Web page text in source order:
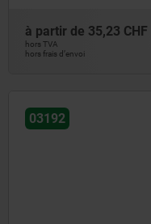
à partir de 35,23 CHF
hors TVA
hors frais d’envoi
03192